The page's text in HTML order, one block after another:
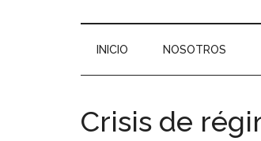
INICIO NOSOTROS
Crisis de